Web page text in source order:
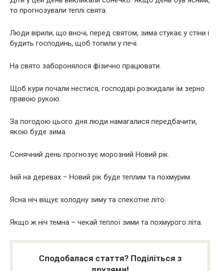
то прогнозували теплі свята.
Люди вірили, що вночі, перед святом, зима стукає у стіни і
будить господинь, щоб топили у печі.
На свято заборонялося фізично працювати.
Щоб кури почали нестися, господарі розкидали їм зерно
правою рукою.
За погодою цього дня люди намагалися передбачити,
якою буде зима.
Сонячний день прогнозує морозний Новий рік.
Іній на деревах – Новий рік буде теплим та похмурим.
Ясна ніч віщує холодну зиму та спекотне літо.
Якщо ж ніч темна – чекай теплої зими та похмурого літа.
Сподобалася стаття? Поділіться з